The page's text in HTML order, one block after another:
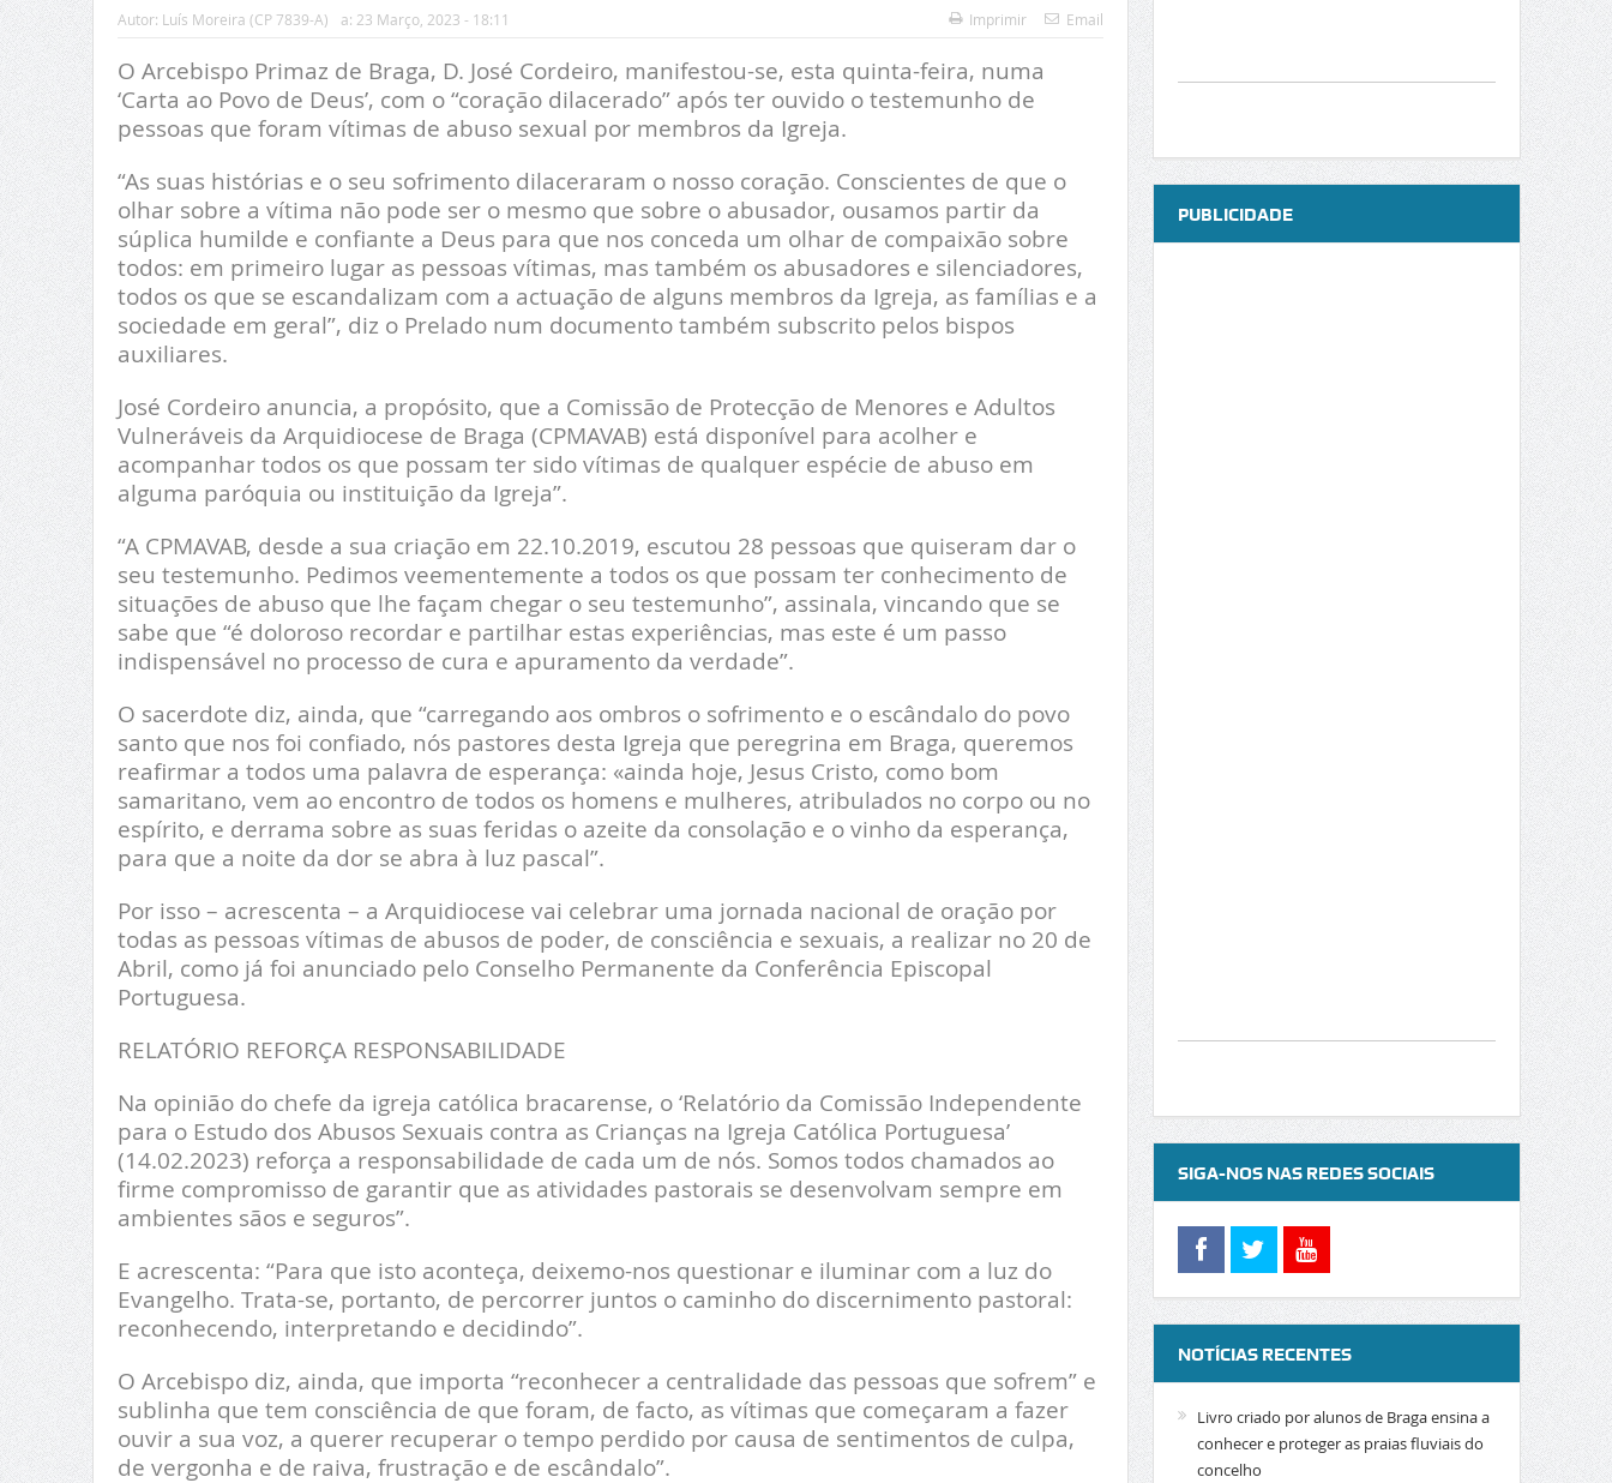
Autor: Luís Moreira (CP 7839-A) a: 23 Março, 2023 - 18:11 Imprimir Email
O Arcebispo Primaz de Braga, D. José Cordeiro, manifestou-se, esta quinta-feira, numa
‘Carta ao Povo de Deus’, com o “coração dilacerado” após ter ouvido o testemunho de
pessoas que foram vítimas de abuso sexual por membros da Igreja.
“As suas histórias e o seu sofrimento dilaceraram o nosso coração. Conscientes de que o
olhar sobre a vítima não pode ser o mesmo que sobre o abusador, ousamos partir da
súplica humilde e confiante a Deus para que nos conceda um olhar de compaixão sobre
todos: em primeiro lugar as pessoas vítimas, mas também os abusadores e silenciadores,
todos os que se escandalizam com a actuação de alguns membros da Igreja, as famílias e a
sociedade em geral”, diz o Prelado num documento também subscrito pelos bispos
auxiliares.
José Cordeiro anuncia, a propósito, que a Comissão de Protecção de Menores e Adultos
Vulneráveis da Arquidiocese de Braga (CPMAVAB) está disponível para acolher e
acompanhar todos os que possam ter sido vítimas de qualquer espécie de abuso em
alguma paróquia ou instituição da Igreja”.
“A CPMAVAB, desde a sua criação em 22.10.2019, escutou 28 pessoas que quiseram dar o
seu testemunho. Pedimos veementemente a todos os que possam ter conhecimento de
situações de abuso que lhe façam chegar o seu testemunho”, assinala, vincando que se
sabe que “é doloroso recordar e partilhar estas experiências, mas este é um passo
indispensável no processo de cura e apuramento da verdade”.
O sacerdote diz, ainda, que “carregando aos ombros o sofrimento e o escândalo do povo
santo que nos foi confiado, nós pastores desta Igreja que peregrina em Braga, queremos
reafirmar a todos uma palavra de esperança: «ainda hoje, Jesus Cristo, como bom
samaritano, vem ao encontro de todos os homens e mulheres, atribulados no corpo ou no
espírito, e derrama sobre as suas feridas o azeite da consolação e o vinho da esperança,
para que a noite da dor se abra à luz pascal”.
Por isso – acrescenta – a Arquidiocese vai celebrar uma jornada nacional de oração por
todas as pessoas vítimas de abusos de poder, de consciência e sexuais, a realizar no 20 de
Abril, como já foi anunciado pelo Conselho Permanente da Conferência Episcopal
Portuguesa.
RELATÓRIO REFORÇA RESPONSABILIDADE
Na opinião do chefe da igreja católica bracarense, o ‘Relatório da Comissão Independente
para o Estudo dos Abusos Sexuais contra as Crianças na Igreja Católica Portuguesa’
(14.02.2023) reforça a responsabilidade de cada um de nós. Somos todos chamados ao
firme compromisso de garantir que as atividades pastorais se desenvolvam sempre em
ambientes sãos e seguros”.
E acrescenta: “Para que isto aconteça, deixemo-nos questionar e iluminar com a luz do
Evangelho. Trata-se, portanto, de percorrer juntos o caminho do discernimento pastoral:
reconhecendo, interpretando e decidindo”.
O Arcebispo diz, ainda, que importa “reconhecer a centralidade das pessoas que sofrem” e
sublinha que tem consciência de que foram, de facto, as vítimas que começaram a fazer
ouvir a sua voz, a querer recuperar o tempo perdido por causa de sentimentos de culpa,
de vergonha e de raiva, frustração e de escândalo”.
PUBLICIDADE
SIGA-NOS NAS REDES SOCIAIS
NOTÍCIAS RECENTES
Livro criado por alunos de Braga ensina a
conhecer e proteger as praias fluviais do
concelho